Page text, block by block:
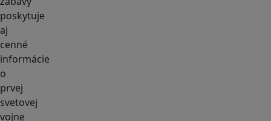
poskytuje
aj
cenné
informácie
o
prvej
svetovej
vojne